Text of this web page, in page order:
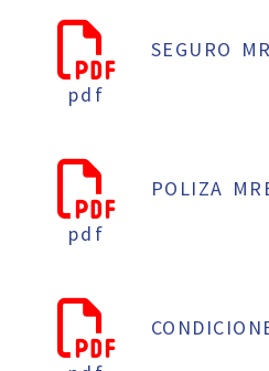
pdf
SEGURO
pdf
POLIZA